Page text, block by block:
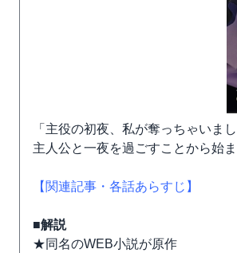
「主役の初夜、私が奪っちゃいま
主人公と一夜を過ごすことから始
【関連記事・各話あらすじ】
■解説
★同名のWEB小説が原作